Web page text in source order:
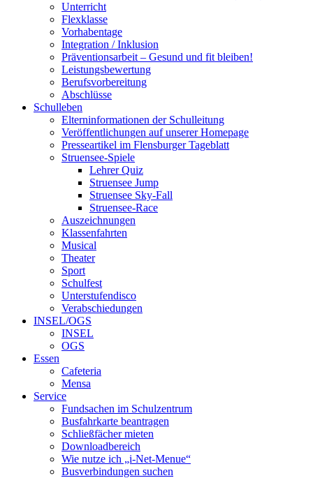
Unterricht
Flexklasse
Vorhabentage
Integration / Inklusion
Präventionsarbeit – Gesund und fit bleiben!
Leistungsbewertung
Berufsvorbereitung
Abschlüsse
Schulleben
Elterninformationen der Schulleitung
Veröffentlichungen auf unserer Homepage
Presseartikel im Flensburger Tageblatt
Struensee-Spiele
Lehrer Quiz
Struensee Jump
Struensee Sky-Fall
Struensee-Race
Auszeichnungen
Klassenfahrten
Musical
Theater
Sport
Schulfest
Unterstufendisco
Verabschiedungen
INSEL/OGS
INSEL
OGS
Essen
Cafeteria
Mensa
Service
Fundsachen im Schulzentrum
Busfahrkarte beantragen
Schließfächer mieten
Downloadbereich
Wie nutze ich „i-Net-Menue“
Busverbindungen suchen